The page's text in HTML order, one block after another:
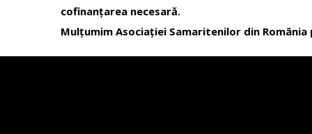
cofinanțarea necesară.
Mulțumim Asociației Samaritenilor din